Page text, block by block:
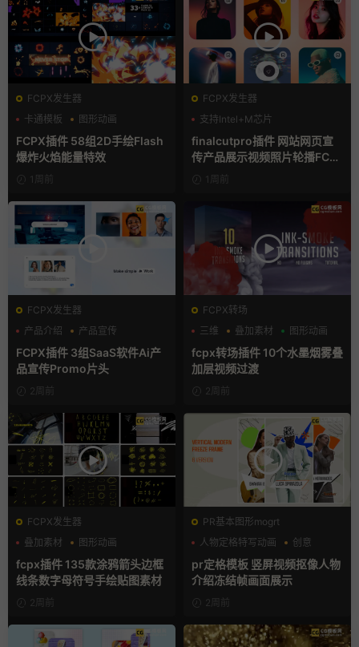
FCPX发生器
卡通模板
图形动画
手绘风
FCPX插件 58组2D手绘Flash
爆炸火焰能量特效
1周前
FCPX发生器
支持Intel+M芯片
finalcutpro插件 网站网页宣
传产品展示视频照片轮播FCP
X插件1周前
FCPX发生器
产品介绍
产品宣传
产品展示
FCPX插件 3组SaaS软件Ai产
品宣传Promo片头
2周前
FCPX转场
三维
叠加素材 图形动画
fcpx转场插件 10个水墨烟雾叠
加层视频过渡
2周前
FCPX发生器
叠加素材
图形动画
手绘风
fcpx插件 135款涂鸦箭头边框
线条数字母符号手绘贴图素材
2周前
PR基本图形mogrt
人物定格特写动画
创意
动态海报
pr定格模板 竖屏视频抠像人物
介绍冻结帧画面展示
2周前